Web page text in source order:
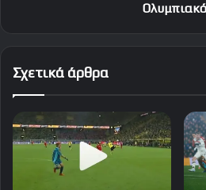
Σχετικά άρθρα